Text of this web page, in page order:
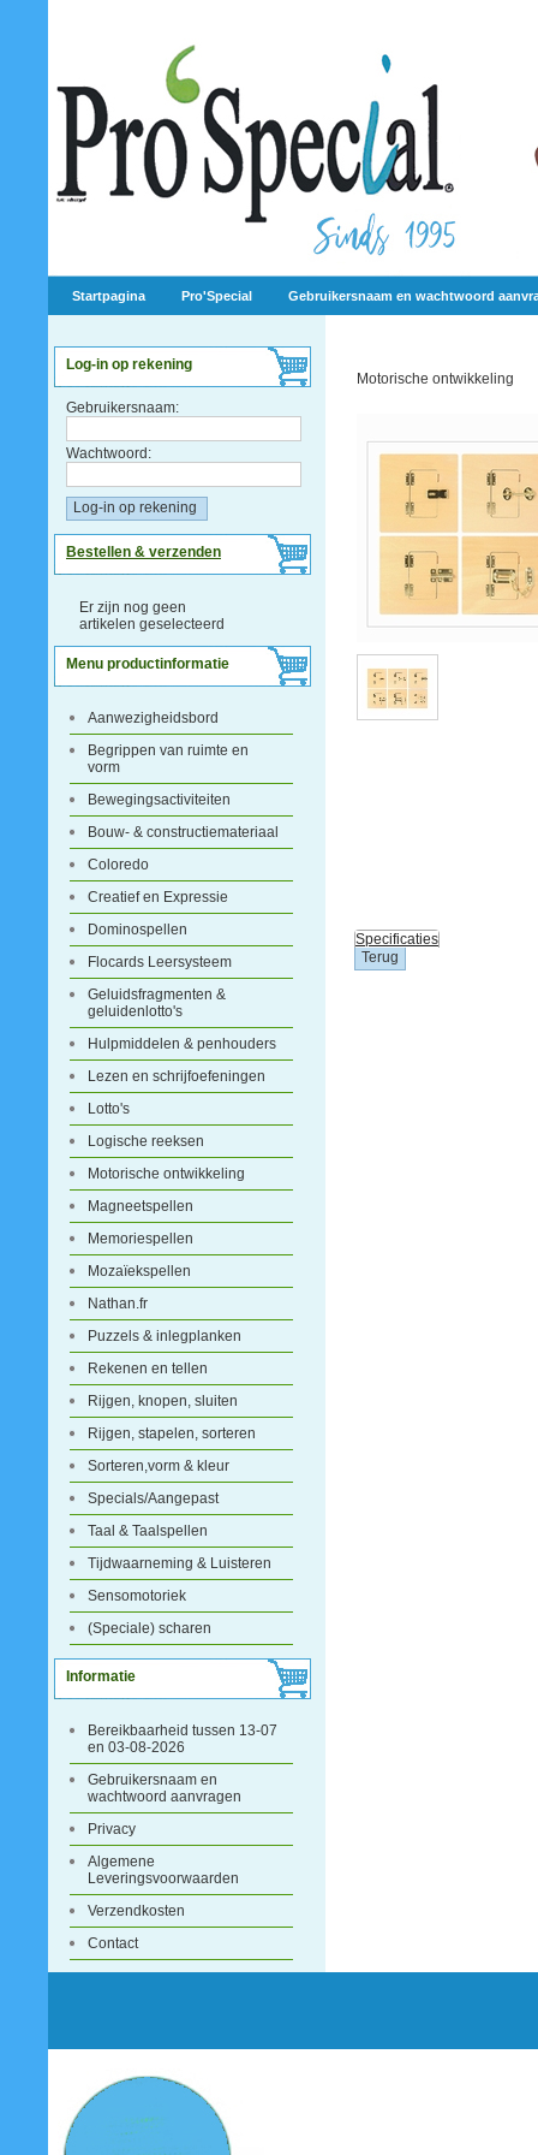
Startpagina Pro'Special Gebruikersnaam en wachtwoord
Log-in op rekening
Gebruikersnaam:
Wachtwoord:
Bestellen & verzenden
Er zijn nog geen
artikelen geselecteerd
Menu productinformatie
Aanwezigheidsbord
Begrippen van ruimte en
vorm
Bewegingsactiviteiten
Bouw- & constructiemateriaal
Coloredo
Creatief en Expressie
Dominospellen
Flocards Leersysteem
Geluidsfragmenten &
geluidenlotto's
Hulpmiddelen & penhouders
Lezen en schrijfoefeningen
Lotto's
Logische reeksen
Motorische ontwikkeling
Magneetspellen
Memoriespellen
Mozaïekspellen
Nathan.fr
Puzzels & inlegplanken
Rekenen en tellen
Rijgen, knopen, sluiten
Rijgen, stapelen, sorteren
Sorteren,vorm & kleur
Specials/Aangepast
Taal & Taalspellen
Tijdwaarneming & Luisteren
Sensomotoriek
(Speciale) scharen
Informatie
Bereikbaarheid tussen 13-07
en 03-08-2026
Gebruikersnaam en
wachtwoord aanvragen
Privacy
Algemene
Leveringsvoorwaarden
Verzendkosten
Contact
Motorische ontwikkeling
Specificaties